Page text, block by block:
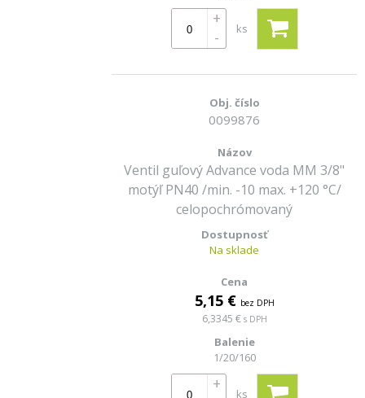
+
-
ks
0099876
Ventil guľový Advance voda MM 3/8"
motýľ PN40 /min. -10 max. +120 °C/
celopochrómovaný
Na sklade
5,15 € bez DPH
6,3345 € s DPH
1/20/160
+
ks